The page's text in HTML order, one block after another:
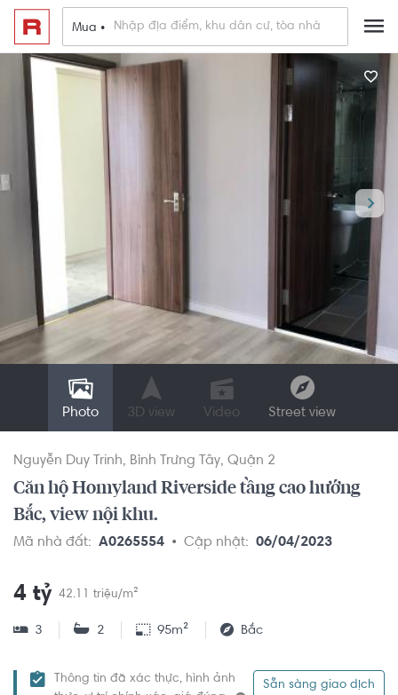
Mua •
Photo 3D view Video Street view
Nguyễn Duy Trinh Bình Trưng Tây Quận 2
Căn hộ Homyland Riverside tầng cao hướng
Bắc, view nội khu.
Mã nhà đất: A0265554 Cập nhật: 06/04/2023
4 tỷ 42.11 triệu/m²
3 2 95m² Bắc
Thông tin đã xác thực, hình ảnh
Sẵn sàng giao dịch